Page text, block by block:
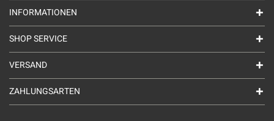
INFORMATIONEN
SHOP SERVICE
VERSAND
ZAHLUNGSARTEN